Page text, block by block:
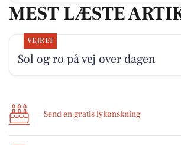
MEST LÆSTE
VEJRET
Sol og ro på vej over dagen
Send en gratis lykønskning